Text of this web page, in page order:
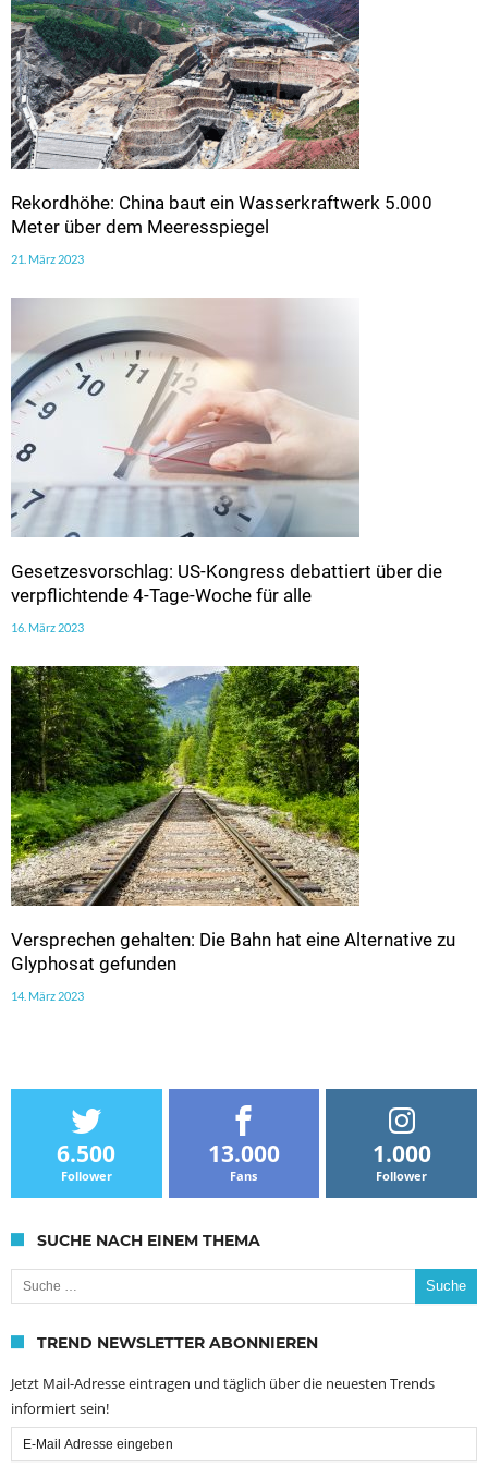
Rekordhöhe: China baut ein Wasserkraftwerk 5.000
Meter über dem Meeresspiegel
21. März 2023
Gesetzesvorschlag: US-Kongress debattiert über die
verpflichtende 4-Tage-Woche für alle
16. März 2023
Versprechen gehalten: Die Bahn hat eine Alternative zu
Glyphosat gefunden
14. März 2023
6.500
Follower
13.000
Fans
1.000
Follower
SUCHE NACH EINEM THEMA
Suche nach:
TREND NEWSLETTER ABONNIEREN
Jetzt Mail-Adresse eintragen und täglich über die neuesten Trends
informiert sein!
Email
Subscription